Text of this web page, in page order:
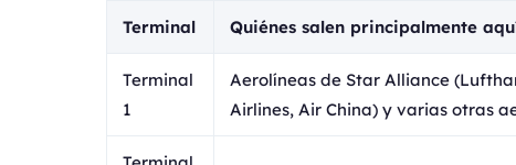
Terminal Quiénes salen principalmente
Terminal
1
Aerolíneas de Star Alliance
Airlines, Air China) y varias otras